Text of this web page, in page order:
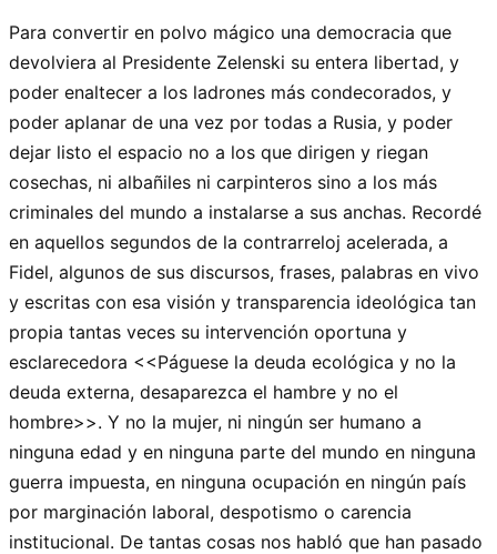
Para convertir en polvo mágico una democracia que
devolviera al Presidente Zelenski su entera libertad, y
poder enaltecer a los ladrones más condecorados, y
poder aplanar de una vez por todas a Rusia, y poder
dejar listo el espacio no a los que dirigen y riegan
cosechas, ni albañiles ni carpinteros sino a los más
criminales del mundo a instalarse a sus anchas. Recordé
en aquellos segundos de la contrarreloj acelerada, a
Fidel, algunos de sus discursos, frases, palabras en vivo
y escritas con esa visión y transparencia ideológica tan
propia tantas veces su intervención oportuna y
esclarecedora <<Páguese la deuda ecológica y no la
deuda externa, desaparezca el hambre y no el
hombre>>. Y no la mujer, ni ningún ser humano a
ninguna edad y en ninguna parte del mundo en ninguna
guerra impuesta, en ninguna ocupación en ningún país
por marginación laboral, despotismo o carencia
institucional. De tantas cosas nos habló que han pasado